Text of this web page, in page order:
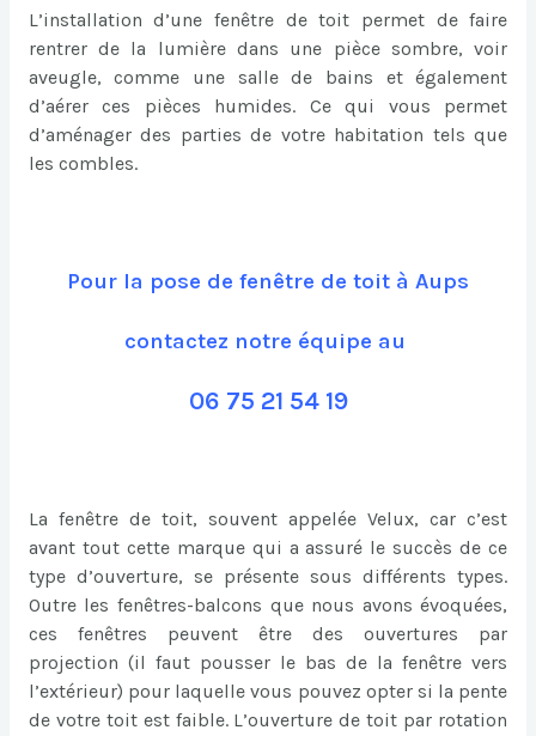
L’installation d’une fenêtre de toit permet de faire
rentrer de la lumière dans une pièce sombre, voir
aveugle, comme une salle de bains et également
d’aérer ces pièces humides. Ce qui vous permet
d’aménager des parties de votre habitation tels que
les combles.
Pour la pose de fenêtre de toit à Aups
contactez notre équipe au
06 75 21 54 19
La fenêtre de toit, souvent appelée Velux, car c’est
avant tout cette marque qui a assuré le succès de ce
type d’ouverture, se présente sous différents types.
Outre les fenêtres-balcons que nous avons évoquées,
ces fenêtres peuvent être des ouvertures par
projection (il faut pousser le bas de la fenêtre vers
l’extérieur) pour laquelle vous pouvez opter si la pente
de votre toit est faible. L’ouverture de toit par rotation